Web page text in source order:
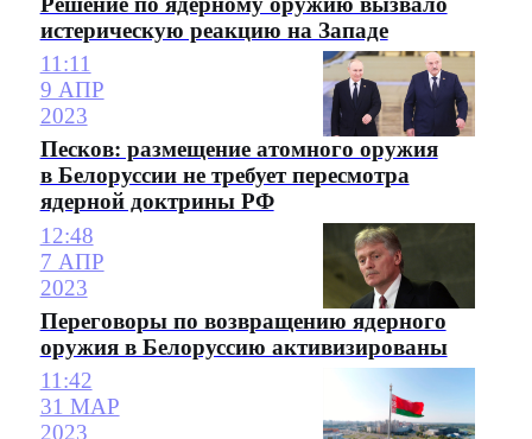
истерическую реакцию на Западе
11:11
9 АПР
2023
Песков: размещение атомного оружия
в Белоруссии не требует пересмотра
ядерной доктрины РФ
12:48
7 АПР
2023
Переговоры по возвращению ядерного
оружия в Белоруссию активизированы
11:42
31 МАР
2023